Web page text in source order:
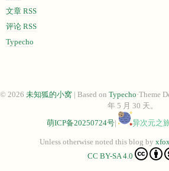
文章 RSS
评论 RSS
Typecho
© 2026 未知狐的小窝 | Based on Typecho·Theme
年 5 月 30 天。
萌ICP备20250724号| 异次元之
Unless otherwise noted this blog by
CC BY-SA 4.0